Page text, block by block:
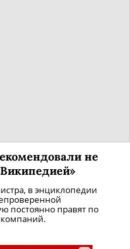
не
в энциклопедии
постоянно правят по
компаний.